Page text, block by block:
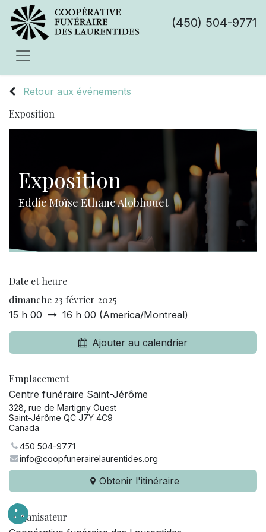
(450) 504-9771
Retour aux événements
Exposition
Exposition
Eddie Moïse Ethane Alobhouet
Date et heure
dimanche 23 février 2025
15 h 00 16 h 00 (America/Montreal)
Ajouter au calendrier
Emplacement
Centre funéraire Saint-Jérôme
328, rue de Martigny Ouest
Saint-Jérôme QC J7Y 4C9
Canada
450 504-9771
info@coopfunerairelaurentides.org
Obtenir l'itinéraire
Organisateur